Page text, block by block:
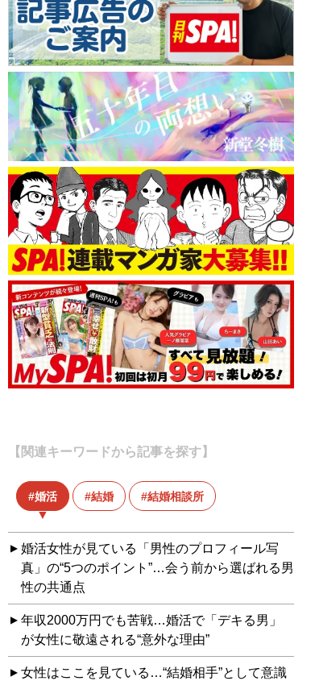
【関連キーワードから記事を探す】
婚活 結婚 結婚相談所
婚活女性が見ている「男性のプロフィール写
真」の“5つのポイント”…会う前から選ばれる男
性の共通点
年収2000万円でも苦戦…婚活で「デキる男」
が女性に敬遠される“意外な理由”
女性はここを見ている…“結婚相手”として意識